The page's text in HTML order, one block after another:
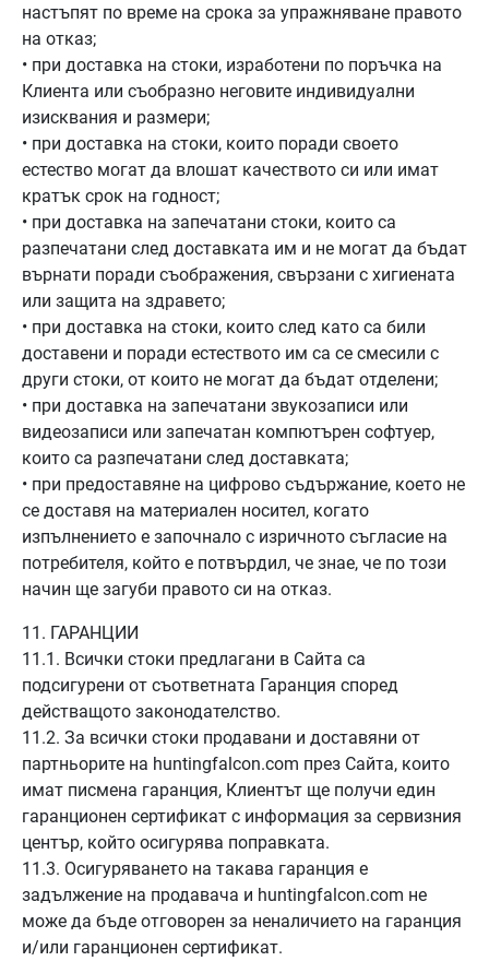
настъпят по време на срока за упражняване правото
на отказ;
• при доставка на стоки, изработени по поръчка на
Клиента или съобразно неговите индивидуални
изисквания и размери;
• при доставка на стоки, които поради своето
естество могат да влошат качеството си или имат
кратък срок на годност;
• при доставка на запечатани стоки, които са
разпечатани след доставката им и не могат да бъдат
върнати поради съображения, свързани с хигиената
или защита на здравето;
• при доставка на стоки, които след като са били
доставени и поради естеството им са се смесили с
други стоки, от които не могат да бъдат отделени;
• при доставка на запечатани звукозаписи или
видеозаписи или запечатан компютърен софтуер,
които са разпечатани след доставката;
• при предоставяне на цифрово съдържание, което не
се доставя на материален носител, когато
изпълнението е започнало с изричното съгласие на
потребителя, който е потвърдил, че знае, че по този
начин ще загуби правото си на отказ.
11. ГАРАНЦИИ
11.1. Всички стоки предлагани в Сайта са
подсигурени от съответната Гаранция според
действащото законодателство.
11.2. За всички стоки продавани и доставяни от
партньорите на huntingfalcon.com през Сайта, които
имат писмена гаранция, Клиентът ще получи един
гаранционен сертификат с информация за сервизния
център, който осигурява поправката.
11.3. Осигуряването на такава гаранция е
задължение на продавача и huntingfalcon.com не
може да бъде отговорен за неналичието на гаранция
и/или гаранционен сертификат.